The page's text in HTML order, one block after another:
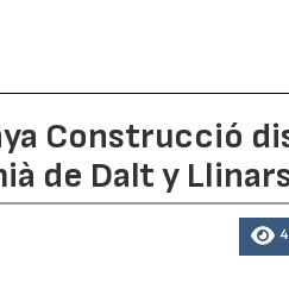
Construcció
de Dalt y